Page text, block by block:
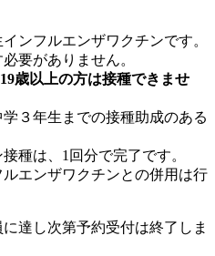
ンフルエンザワクチンです。
要がありません。
歳以上の方は接種できませ
３年生までの接種助成のある
種は、1回分で完了です。
ルエンザワクチンとの併用は行
達し次第予約受付は終了しま